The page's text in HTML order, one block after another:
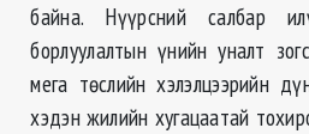
байна. Нүүрсний салбар
борлуулалтын үнийн уналт
мега төслийн хэлэлцээрийн
хэдэн жилийн хугацаатай